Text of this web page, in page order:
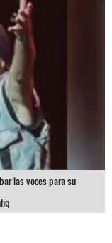
las voces para su